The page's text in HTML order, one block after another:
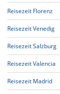
Reisezeit Florenz
Reisezeit Venedig
Reisezeit Salzburg
Reisezeit Valencia
Reisezeit Madrid